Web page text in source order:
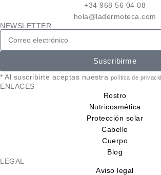
+34 968 56 04 08
hola@ladermoteca.com
NEWSLETTER
Suscribirme
* Al suscribirte aceptas nuestra política de
ENLACES
Rostro
Nutricosmética
Protección solar
Cabello
Cuerpo
Blog
LEGAL
Aviso legal